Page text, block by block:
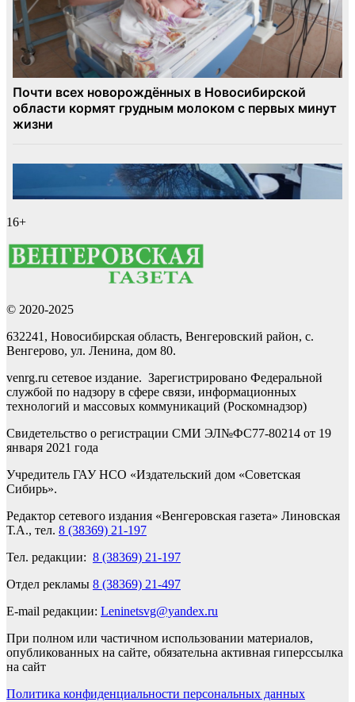
16+
© 2020-2025
632241, Новосибирская область, Венгеровский район, с.
Венгерово, ул. Ленина, дом 80.
venrg.ru сетевое издание. Зарегистрировано Федеральной
службой по надзору в сфере связи, информационных
технологий и массовых коммуникаций (Роскомнадзор)
Свидетельство о регистрации СМИ ЭЛ№ФС77-80214 от 19
января 2021 года
Учредитель ГАУ НСО «Издательский дом «Советская
Сибирь».
Редактор сетевого издания «Венгеровская газета» Линовская
Т.А., тел. 8 (38369) 21-197
Тел. редакции: 8 (38369) 21-197
Отдел рекламы 8 (38369) 21-497
E-mail редакции: Leninetsvg@yandex.ru
При полном или частичном использовании материалов,
опубликованных на сайте, обязательна активная гиперссылка
на сайт
Политика конфиденциальности персональных данных